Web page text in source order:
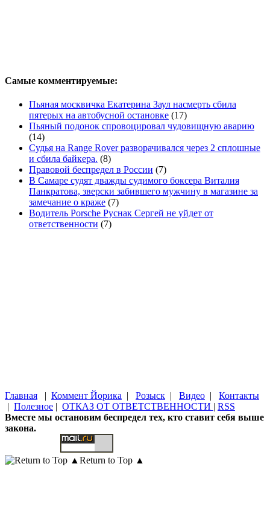
Самые комментируемые:
Пьяная москвичка Екатерина Заул насмерть сбила
пятерых на автобусной остановке (17)
Пьяный подонок спровоцировал чудовищную аварию
(14)
Судья на Range Rover разворачивался через 2 сплошные
и сбила байкера. (8)
Правовой беспредел в России (7)
В Самаре судят дважды судимого боксера Виталия
Панкратова, зверски забившего мужчину в магазине за
замечание о краже (7)
Водитель Porsche Руснак Сергей не уйдет от
ответственности (7)
Главная | Коммент Йорика | Розыск | Видео | Контакты
| Полезное | ОТКАЗ ОТ ОТВЕТСТВЕННОСТИ | RSS
Вместе мы остановим беспредел тех, кто ставит себя выше
закона.
Return to Top ▲